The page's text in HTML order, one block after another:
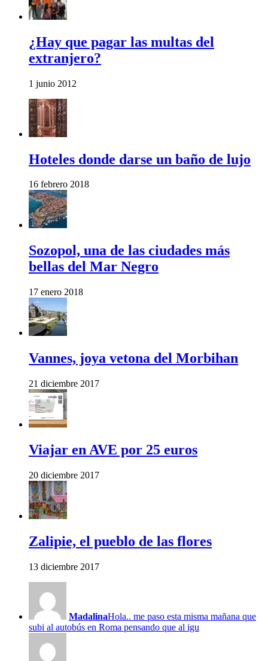
¿Hay que pagar las multas del
extranjero?
1 junio 2012
Hoteles donde darse un baño de lujo
16 febrero 2018
Sozopol, una de las ciudades más
bellas del Mar Negro
17 enero 2018
Vannes, joya vetona del Morbihan
21 diciembre 2017
Viajar en AVE por 25 euros
20 diciembre 2017
Zalipie, el pueblo de las flores
13 diciembre 2017
MadalinaHola.. me paso esta misma mañana que
subi al autobús en Roma pensando que al igu